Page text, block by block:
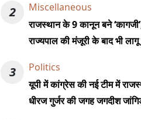
2
Miscellaneous
राजस्थान के 9 कानून बने
राज्यपाल की मंजूरी के बाद भी
3
Politics
यूपी में कांग्रेस की नई टीम में
धीरज गुर्जर की जगह जगदीश